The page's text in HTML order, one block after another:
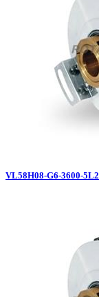
VL58H08-G6-3600-5L2